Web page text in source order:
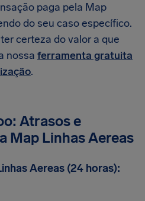
paga pela Map
do seu caso específico.
certeza do valor a que
nossa ferramenta gratuita
.
Atrasos e
Map Linhas Aereas
Aereas (24 horas):